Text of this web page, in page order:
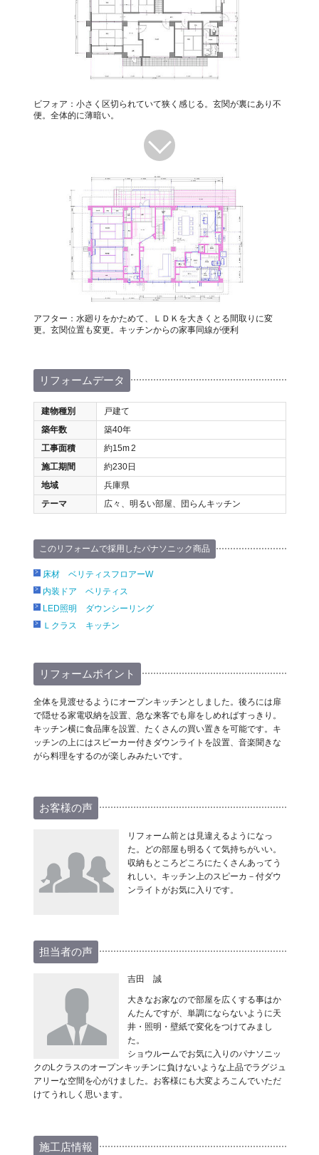
ビフォア：小さく区切られていて狭く感じる。玄関が裏にあり不
便。全体的に薄暗い。
アフター：水廻りをかためて、ＬＤＫを大きくとる間取りに変
更。玄関位置も変更。キッチンからの家事同線が便利
リフォームデータ
建物種別
戸建て
築年数
築40年
工事面積
約15m2
施工期間
約230日
地域
兵庫県
テーマ
広々、明るい部屋、団らんキッチン
このリフォームで採用したパナソニック商品
床材 ベリティスフロアーW
内装ドア ベリティス
LED照明 ダウンシーリング
Ｌクラス キッチン
リフォームポイント
全体を見渡せるようにオープンキッチンとしました。後ろには扉
で隠せる家電収納を設置、急な来客でも扉をしめればすっきり。
キッチン横に食品庫を設置、たくさんの買い置きを可能です。キ
ッチンの上にはスピーカー付きダウンライトを設置、音楽聞きな
がら料理をするのが楽しみみたいです。
お客様の声
リフォーム前とは見違えるようになっ
た。どの部屋も明るくて気持ちがいい。
収納もところどころにたくさんあってう
れしい。キッチン上のスピーカ－付ダウ
ンライトがお気に入りです。
担当者の声
吉田 誠
大きなお家なので部屋を広くする事はか
んたんですが、単調にならないように天
井・照明・壁紙で変化をつけてみまし
た。
ショウルームでお気に入りのパナソニッ
クのLクラスのオープンキッチンに負けないような上品でラグジュ
アリーな空間を心がけました。お客様にも大変よろこんでいただ
けてうれしく思います。
施工店情報